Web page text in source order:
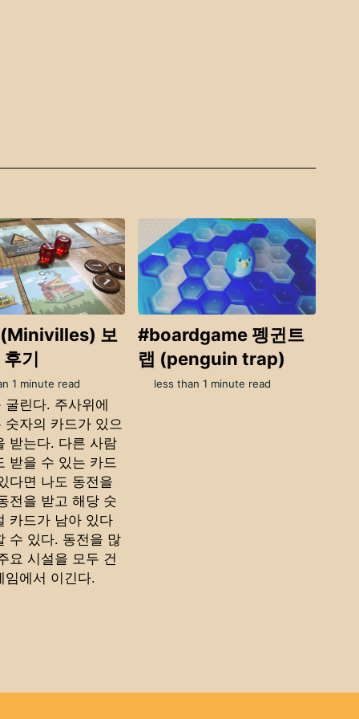
보
기
1 minute read
굴린다. 주사위에
숫자의 카드가 있으
받는다. 다른 사람
받을 수 있는 카드
다면 나도 동전을
전을 받고 해당 숫
카드가 남아 있다
수 있다. 동전을 많
요 시설을 모두 건
임에서 이긴다.
#boardgame 펭귄트
랩 (penguin trap)
less than 1 minute read